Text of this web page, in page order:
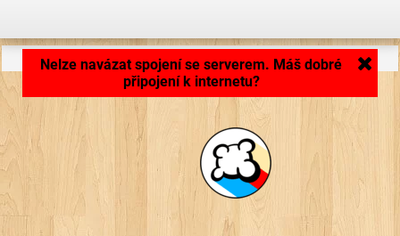
Aplikace se nahrává ...